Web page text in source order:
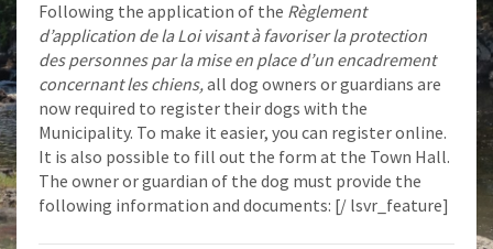
Following the application of the Règlement
d’application de la Loi visant à favoriser la protection
des personnes par la mise en place d’un encadrement
concernant les chiens,all dog owners or guardians are
now required to register their dogs with the
Municipality. To make it easier, you can register online.
It is also possible to fill out the form at the Town Hall.
The owner or guardian of the dog must provide the
following information and documents: [/ lsvr_feature]